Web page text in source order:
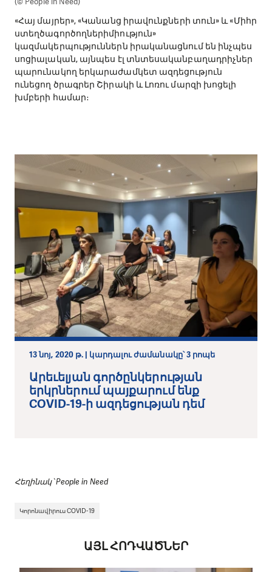
«Հայ մայրեր», «Կանանց իրավունքների տուն» և «Միհր
ստեղծագործողներիմիություն»
կազմակերպություններն իրականացնում են ինչպես
սոցիալական, այնպես էլ տնտեսականբաղադրիչներ
պարունակող երկարաժամկետ ազդեցություն
ունեցող ծրագրեր Շիրակի և Լոռու մարզի խոցելի
խմբերի համար։
(© People in Need)
13 նոյ, 2020 թ. | կարդալու ժամանակը՝ 3 րոպե
Արեւելյան գործընկերության
երկրներում պայքարում ենք
ԱՅԼ ՀՈԴՎԱԾՆԵՐ